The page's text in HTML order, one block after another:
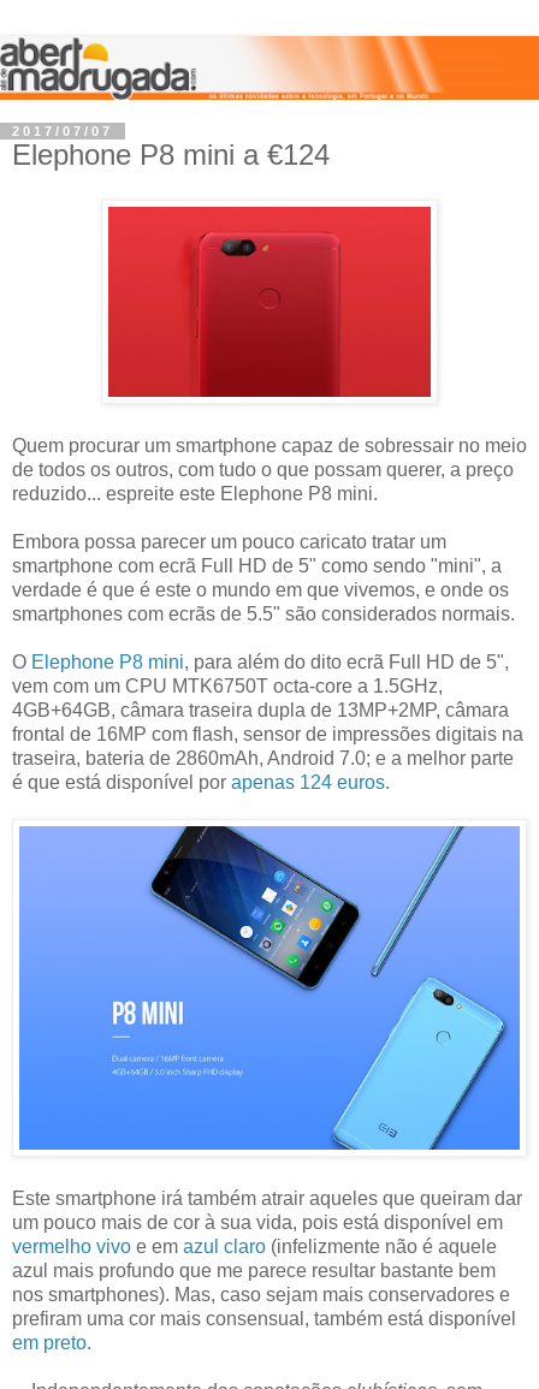
2017/07/07
Elephone P8 mini a €124
Quem procurar um smartphone capaz de sobressair no meio
de todos os outros, com tudo o que possam querer, a preço
reduzido... espreite este Elephone P8 mini.
Embora possa parecer um pouco caricato tratar um
smartphone com ecrã Full HD de 5" como sendo "mini", a
verdade é que é este o mundo em que vivemos, e onde os
smartphones com ecrãs de 5.5" são considerados normais.
O Elephone P8 mini, para além do dito ecrã Full HD de 5",
vem com um CPU MTK6750T octa-core a 1.5GHz,
4GB+64GB, câmara traseira dupla de 13MP+2MP, câmara
frontal de 16MP com flash, sensor de impressões digitais na
traseira, bateria de 2860mAh, Android 7.0; e a melhor parte
é que está disponível por apenas 124 euros.
Este smartphone irá também atrair aqueles que queiram dar
um pouco mais de cor à sua vida, pois está disponível em
vermelho vivo e em azul claro (infelizmente não é aquele
azul mais profundo que me parece resultar bastante bem
nos smartphones). Mas, caso sejam mais conservadores e
prefiram uma cor mais consensual, também está disponível
em preto.